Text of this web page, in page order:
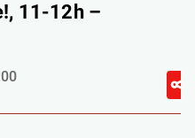
11-12h –